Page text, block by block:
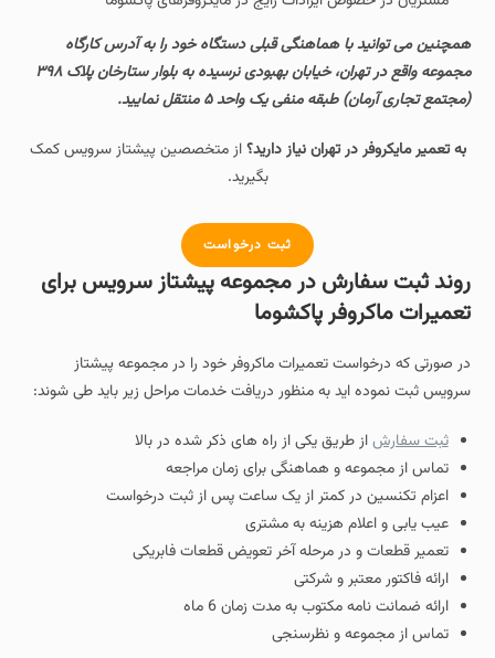
همچنین می توانید با هماهنگی قبلی دستگاه خود را به آدرس کارگاه
مجموعه واقع در تهران، خیابان بهبودی نرسیده به بلوار ستارخان پلاک ۳۹۸
(مجتمع تجاری آرمان) طبقه منفی یک واحد ۵ منتقل نمایید.
به تعمیر مایکروفر در تهران نیاز دارید؟از متخصصین پیشتاز سرویس کمک
بگیرید.
ثبت درخواست
روند ثبت سفارش در مجموعه پیشتاز سرویس برای
تعمیرات ماکروفر پاکشوما
در صورتی که درخواست تعمیرات ماکروفر خود را در مجموعه پیشتاز
سرویس ثبت نموده اید به منظور دریافت خدمات مراحل زیر باید طی شوند:
ثبت سفارشاز طریق یکی از راه های ذکر شده در بالا
تماس از مجموعه و هماهنگی برای زمان مراجعه
اعزام تکنسین در کمتر از یک ساعت پس از ثبت درخواست
عیب یابی و اعلام هزینه به مشتری
تعمیر قطعات و در مرحله آخر تعویض قطعات فابریکی
ارائه فاکتور معتبر و شرکتی
ارائه ضمانت نامه مکتوب به مدت زمان 6 ماه
تماس از مجموعه و نظرسنجی